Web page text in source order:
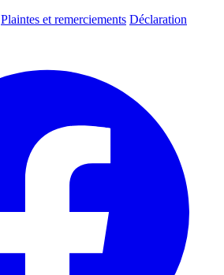
Plaintes et remerciements Déclaration